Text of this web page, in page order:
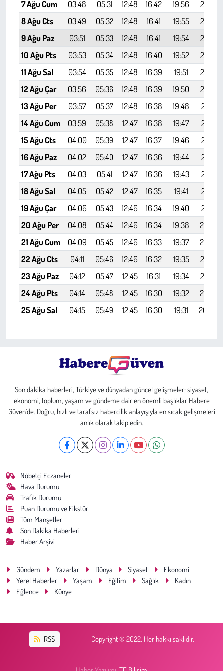
7 Ağu Cum
03:48 05:31 12:48 16:42 19:56
21:32
8 Ağu Cts
03:49 05:32 12:48 16:41 19:55
21:30
9 Ağu Paz
03:51 05:33 12:48 16:41 19:54
21:28
10 Ağu Pts
03:53 05:34 12:48 16:40 19:52
21:27
11 Ağu Sal
03:54 05:35 12:48 16:39 19:51
21:25
12 Ağu Çar
03:56 05:36 12:48 16:39 19:50
21:23
13 Ağu Per
03:57 05:37 12:48 16:38 19:48
21:21
14 Ağu Cum
03:59 05:38 12:47 16:38 19:47
21:19
15 Ağu Cts
04:00 05:39 12:47 16:37 19:46
21:17
16 Ağu Paz
04:02 05:40 12:47 16:36 19:44
21:15
17 Ağu Pts
04:03 05:41 12:47 16:36 19:43
21:14
18 Ağu Sal
04:05 05:42 12:47 16:35 19:41
21:12
19 Ağu Çar
04:06 05:43 12:46 16:34 19:40
21:10
20 Ağu Per
04:08 05:44 12:46 16:34 19:38
21:08
21 Ağu Cum
04:09 05:45 12:46 16:33 19:37
21:06
22 Ağu Cts
04:11 05:46 12:46 16:32 19:35
21:04
23 Ağu Paz
04:12 05:47 12:45 16:31 19:34
21:02
24 Ağu Pts
04:14 05:48 12:45 16:30 19:32
21:00
25 Ağu Sal
04:15 05:49 12:45 16:30 19:31 20:58
Son dakika haberleri, Türkiye ve dünyadan güncel gelişmeler; siyaset,
ekonomi, toplum, yaşam ve gündeme dair en önemli başlıklar Habere
Güven’de. Doğru, hızlı ve tarafsız habercilik anlayışıyla en sıcak gelişmeleri
anlık olarak takip edin.
Nöbetçi Eczaneler
Hava Durumu
Trafik Durumu
Puan Durumu ve Fikstür
Tüm Manşetler
Son Dakika Haberleri
Haber Arşivi
Gündem Yazarlar Dünya Siyaset
Ekonomi
Yerel Haberler
Yaşam Eğitim Sağlık
Kadın
Eğlence
Künye
RSS Copyright © 2022. Her hakkı saklıdır.